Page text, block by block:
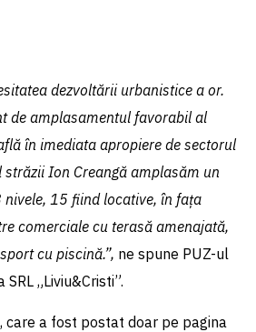
dezvoltării urbanistice a or.
de amplasamentul favorabil al
în imediata apropiere de sectorul
străzii Ion Creangă amplasăm un
15 fiind locative, în fața
comerciale cu terasă amenajată,
cu piscină.”, ne spune PUZ-ul
„Liviu&Cristi”.
care a fost postat doar pe pagina